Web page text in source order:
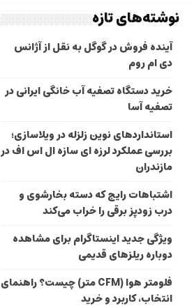
نوشته‌های تازه
آینده فروش در گوگل به نقل از آژانس
دی ام روم
خرید دستگاه تصفیه آب خانگی ایرانی در
تصفیه آسا
استانداردهای نوین زلزله در ویلاسازی؛
بررسی عملکرد لرزه ای سازه ال اس اف در
مازندران
اشتباهات رایج که دسته بخارشوی و
درب زودپز برقی را خراب می‌کند
ویژگی جدید اینستاگرام برای مشاهده
دوباره ریلزهای قدیمی
فلومتر هوا (CFM متر) چیست؟ راهنمای
انتخاب، کاربرد و خرید